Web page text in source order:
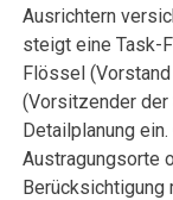
Ausrichtern
steigt eine Task-
Flössel
(Vorsitzender
Detailplanung
Austragungsorte
Berücksichtigung